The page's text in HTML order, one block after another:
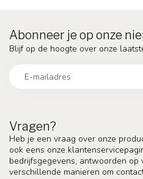
Vragen?
Heb je een vraag over onze
ook eens onze
bedrijfsgegevens, antwoorden
verschillende manieren om
Abonneer je op onze
Blijf op de hoogte over onze